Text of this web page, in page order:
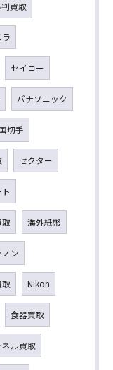
買取
セイコー
パナソニック
切手
セクター
取 海外紙幣
ノン
Nikon
食器買取
ネル買取